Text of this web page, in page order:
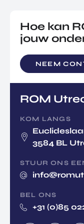
Hoe kan
jouw
NEEM
ROM
KOM LANGS
3584 BL
STUUR ONS
BEL ONS
+31 (0)85